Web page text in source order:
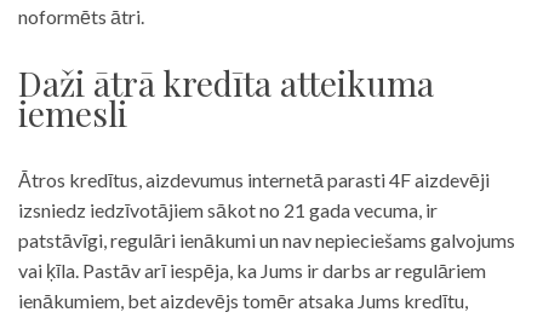
noformēts ātri.
Daži ātrā kredīta atteikuma
iemesli
Ātros kredītus, aizdevumus internetā parasti 4F aizdevēji
izsniedz iedzīvotājiem sākot no 21 gada vecuma, ir
patstāvīgi, regulāri ienākumi un nav nepieciešams galvojums
vai ķīla. Pastāv arī iespēja, ka Jums ir darbs ar regulāriem
ienākumiem, bet aizdevējs tomēr atsaka Jums kredītu,